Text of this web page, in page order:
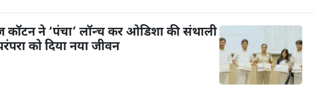
कॉटन ने ‘पंचा’ लॉन्च कर ओडिशा की संथाली
को दिया नया जीवन